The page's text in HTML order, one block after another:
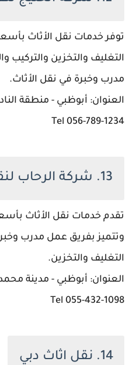
توفر خدمات نقل الأثاث
التغليف والتخزين والتركيب
مدرب وخبرة في نقل الأثاث.
العنوان: أبوظبي - منطقة
056-789-1234 Tel
13. شركة الرحاب لنقل الأثاث
تقدم خدمات نقل الأثاث
وتتميز بفريق عمل مدرب
التغليف والتخزين.
العنوان: أبوظبي - مدينة
055-432-1098 Tel
14. نقل اثاث دبي